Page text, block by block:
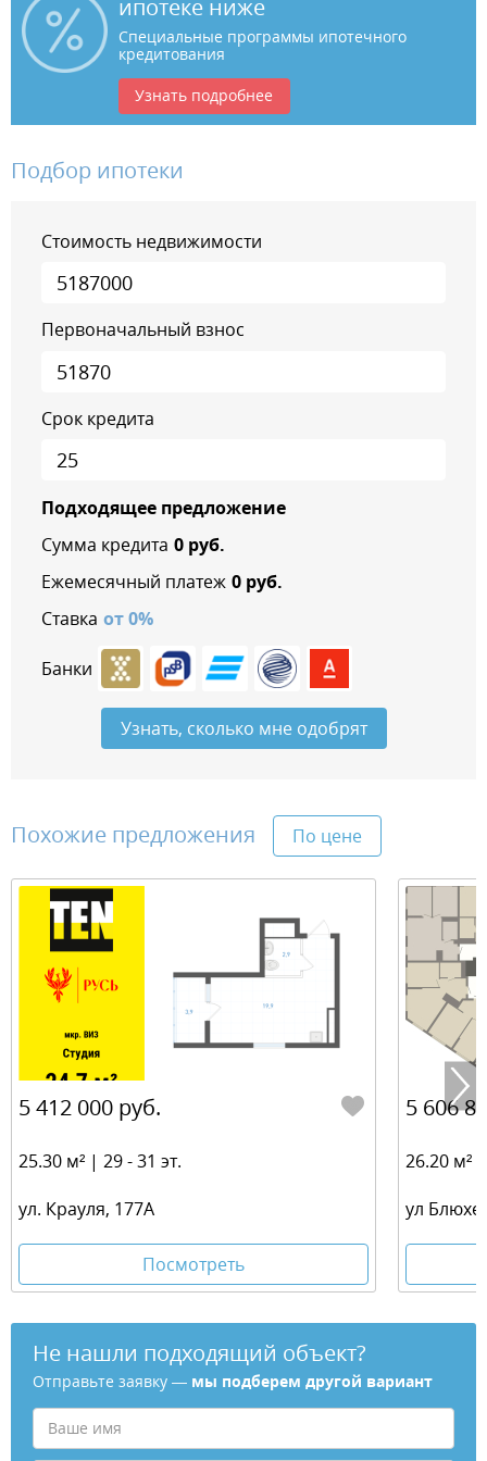
ипотеке ниже
Специальные программы ипотечного
кредитования
Узнать подробнее
Подбор ипотеки
Стоимость недвижимости
Первоначальный взнос
Срок кредита
Подходящее предложение
Сумма кредита 0руб.
Ежемесячный платеж 0руб.
Ставка от0%
Банки
Узнать, сколько мне одобрят
Похожие предложения По цене
5 412 000 руб.
25.30 м² | 29 - 31 эт.
ул. Крауля, 177А
Посмотреть
5 606
26.20 м²
ул
Не нашли подходящий объект?
Отправьте заявку — мы подберем другой вариант